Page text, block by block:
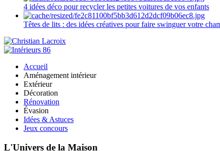
4 idées déco pour recycler les petites voitures de vos enfants
Têtes de lits : des idées créatives pour faire swinguer votre
Accueil
Aménagement intérieur
Extérieur
Décoration
Rénovation
Évasion
Idées & Astuces
Jeux concours
L'Univers de la Maison